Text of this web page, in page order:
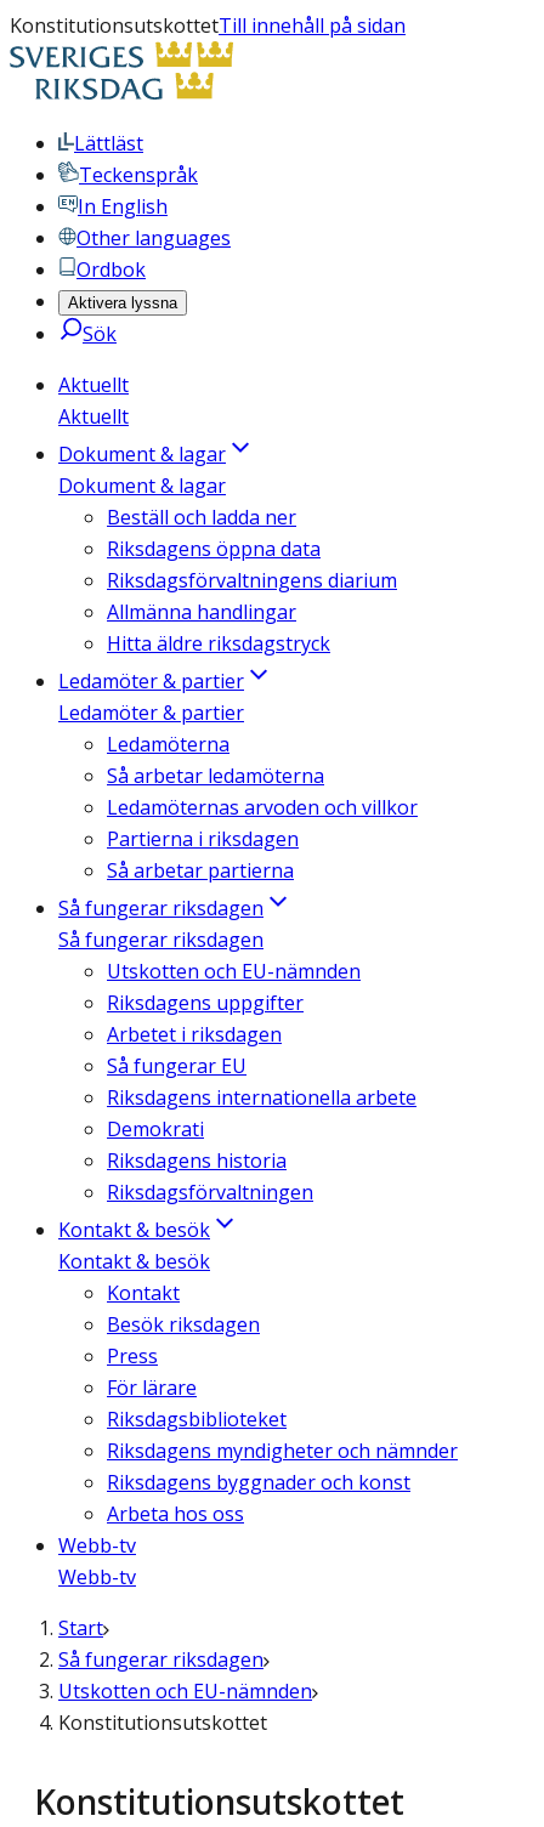
KonstitutionsutskottetTill innehåll på sidan
Lättläst
Teckenspråk
In English
Other languages
Ordbok
Aktivera lyssna
Sök
Aktuellt
Aktuellt
Dokument & lagar
Dokument & lagar
Beställ och ladda ner
Riksdagens öppna data
Riksdagsförvaltningens diarium
Allmänna handlingar
Hitta äldre riksdagstryck
Ledamöter & partier
Ledamöter & partier
Ledamöterna
Så arbetar ledamöterna
Ledamöternas arvoden och villkor
Partierna i riksdagen
Så arbetar partierna
Så fungerar riksdagen
Så fungerar riksdagen
Utskotten och EU-nämnden
Riksdagens uppgifter
Arbetet i riksdagen
Så fungerar EU
Riksdagens internationella arbete
Demokrati
Riksdagens historia
Riksdagsförvaltningen
Kontakt & besök
Kontakt & besök
Kontakt
Besök riksdagen
Press
För lärare
Riksdagsbiblioteket
Riksdagens myndigheter och nämnder
Riksdagens byggnader och konst
Arbeta hos oss
Webb-tv
Webb-tv
Start
Så fungerar riksdagen
Utskotten och EU-nämnden
Konstitutionsutskottet
Konstitutions­utskottet